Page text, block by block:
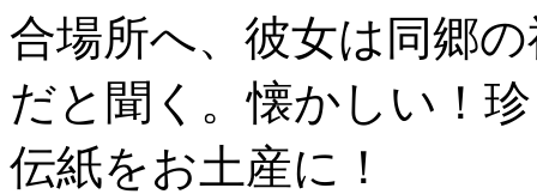
合場所へ、彼女は同郷
だと聞く。懐かしい！
伝紙をお土産に！